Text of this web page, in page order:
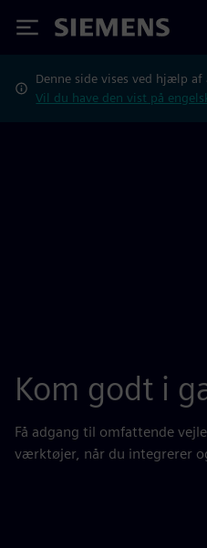
Siemens
Denne side vises ved hjælp
Vil du have den vist på
Kom godt i
Få adgang til omfattende
værktøjer, når du integrerer